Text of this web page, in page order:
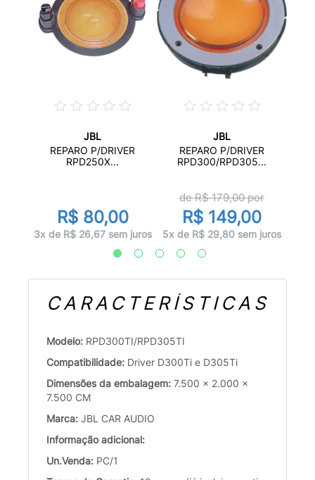
JBL
REPARO P/DRIVER
RPD250X...
R$ 80,00
3x de R$ 26,67 sem juros
JBL
REPARO P/DRIVER
RPD300/RPD305...
de R$179,00por
R$ 149,00
5x de R$ 29,80 sem juros
CARACTERÍSTICAS
Modelo: RPD300TI/RPD305TI
Compatibilidade: Driver D300Ti e D305Ti
Dimensões da embalagem: 7.500 x 2.000 x
7.500 CM
Marca: JBL CAR AUDIO
Informação adicional:
Un.Venda: PC/1